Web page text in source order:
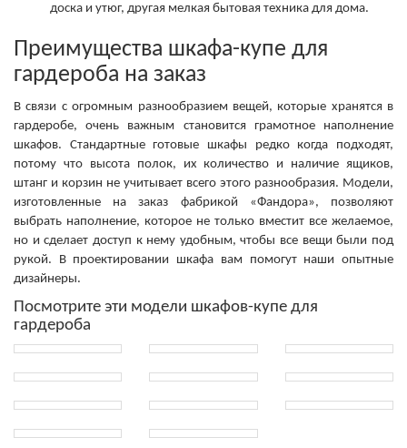
доска и утюг, другая мелкая бытовая техника для дома.
Преимущества шкафа-купе для
гардероба на заказ
В связи с огромным разнообразием вещей, которые хранятся в
гардеробе, очень важным становится грамотное наполнение
шкафов. Стандартные готовые шкафы редко когда подходят,
потому что высота полок, их количество и наличие ящиков,
штанг и корзин не учитывает всего этого разнообразия. Модели,
изготовленные на заказ фабрикой «Фандора», позволяют
выбрать наполнение, которое не только вместит все желаемое,
но и сделает доступ к нему удобным, чтобы все вещи были под
рукой. В проектировании шкафа вам помогут наши опытные
дизайнеры.
Посмотрите эти модели шкафов-купе для
гардероба